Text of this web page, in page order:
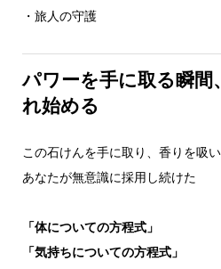
・旅人の守護
パワーを手に取る瞬間
れ始める
この石けんを手に取り、香りを吸
あなたが無意識に採用し続けた
「体についての方程式」
「気持ちについての方程式」